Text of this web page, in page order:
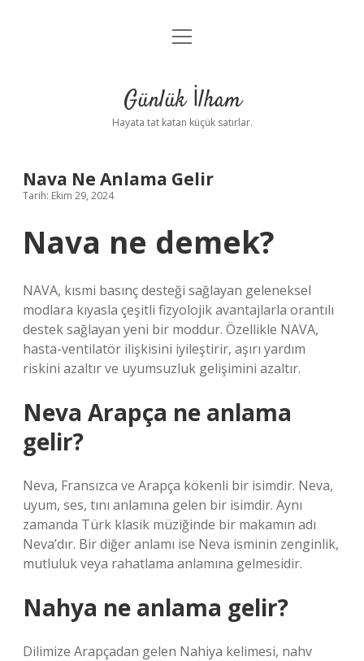
Anasayfa
Yasal Uyarı
menüyü
Günlük İlham
Hayata tat katan küçük satırlar.
Nava Ne Anlama Gelir
Tarih: Ekim 29, 2024
Nava ne demek?
NAVA, kısmi basınç desteği sağlayan geleneksel
modlara kıyasla çeşitli fizyolojik avantajlarla orantılı
destek sağlayan yeni bir moddur. Özellikle NAVA,
hasta-ventilatör ilişkisini iyileştirir, aşırı yardım
riskini azaltır ve uyumsuzluk gelişimini azaltır.
Neva Arapça ne anlama
gelir?
Neva, Fransızca ve Arapça kökenli bir isimdir. Neva,
uyum, ses, tını anlamına gelen bir isimdir. Aynı
zamanda Türk klasik müziğinde bir makamın adı
Neva’dır. Bir diğer anlamı ise Neva isminin zenginlik,
mutluluk veya rahatlama anlamına gelmesidir.
Nahya ne anlama gelir?
Dilimize Arapçadan gelen Nahiya kelimesi, nahv